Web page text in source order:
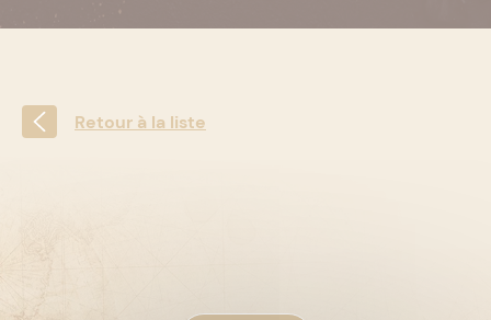
Retour à la liste